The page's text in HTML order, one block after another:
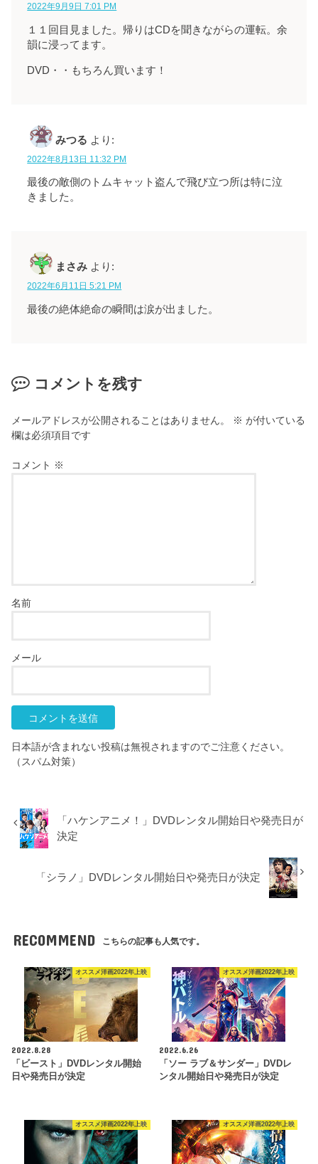
2022年9月9日 7:01 PM
１１回目見ました。帰りはCDを聞きながらの運転。余
韻に浸ってます。
DVD・・もちろん買います！
みつる より:
2022年8月13日 11:32 PM
最後の敵側のトムキャット盗んで飛び立つ所は特に泣
きました。
まさみ より:
2022年6月11日 5:21 PM
最後の絶体絶命の瞬間は涙が出ました。
コメントを残す
メールアドレスが公開されることはありません。 ※ が付いている
欄は必須項目です
コメント ※
名前
メール
日本語が含まれない投稿は無視されますのでご注意ください。
（スパム対策）
「ハケンアニメ！」DVDレンタル開始日や発売日が
決定
「シラノ」DVDレンタル開始日や発売日が決定
RECOMMEND こちらの記事も人気です。
オススメ洋画2022年上映
2022.8.28
「ビースト」DVDレンタル開始
日や発売日が決定
オススメ洋画2022年上映
2022.6.26
「ソー ラブ＆サンダー」DVDレ
ンタル開始日や発売日が決定
オススメ洋画2022年上映 オススメ洋画2022年上映